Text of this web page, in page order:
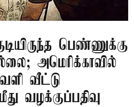
பெண்ணுக்கு
அமெரிக்காவில்
வீட்டு
வழக்குப்பதிவு